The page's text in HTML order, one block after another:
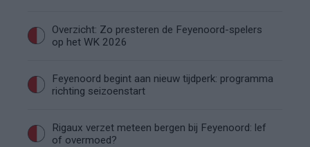
Overzicht: Zo presteren de Feyenoord-spelers
op het WK 2026
Feyenoord begint aan nieuw tijdperk: programma
richting seizoenstart
Rigaux verzet meteen bergen bij Feyenoord: lef
of overmoed?